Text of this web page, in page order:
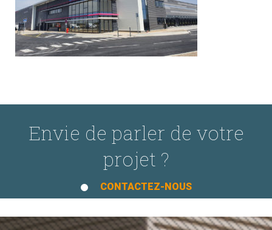
Envie de parler de votre
projet ?
CONTACTEZ-NOUS